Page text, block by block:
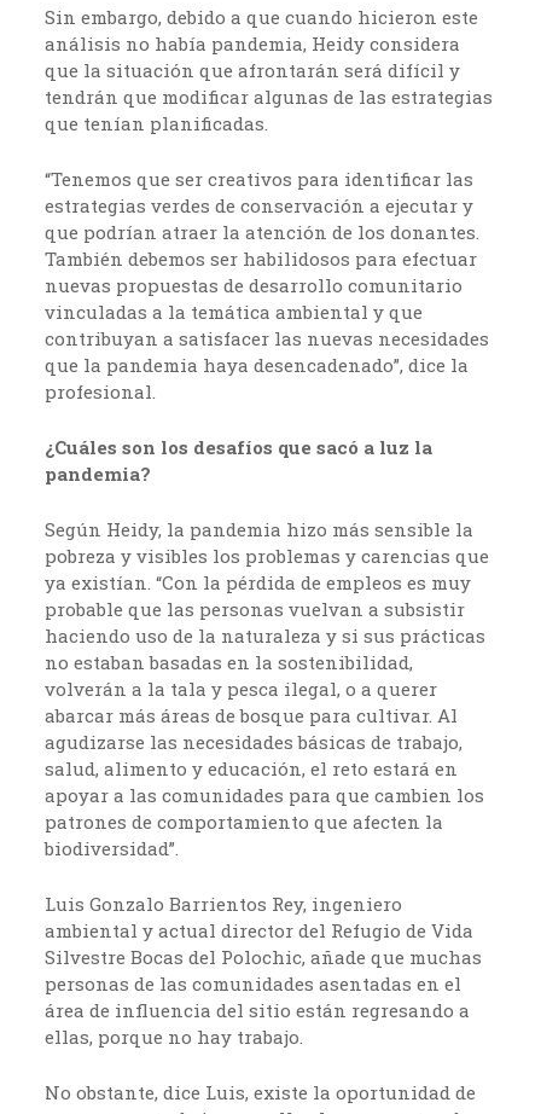
Sin embargo, debido a que cuando hicieron este
análisis no había pandemia, Heidy considera
que la situación que afrontarán será difícil y
tendrán que modificar algunas de las estrategias
que tenían planificadas.
“Tenemos que ser creativos para identificar las
estrategias verdes de conservación a ejecutar y
que podrían atraer la atención de los donantes.
También debemos ser habilidosos para efectuar
nuevas propuestas de desarrollo comunitario
vinculadas a la temática ambiental y que
contribuyan a satisfacer las nuevas necesidades
que la pandemia haya desencadenado”, dice la
profesional.
¿Cuáles son los desafíos que sacó a luz la
pandemia?
Según Heidy, la pandemia hizo más sensible la
pobreza y visibles los problemas y carencias que
ya existían. “Con la pérdida de empleos es muy
probable que las personas vuelvan a subsistir
haciendo uso de la naturaleza y si sus prácticas
no estaban basadas en la sostenibilidad,
volverán a la tala y pesca ilegal, o a querer
abarcar más áreas de bosque para cultivar. Al
agudizarse las necesidades básicas de trabajo,
salud, alimento y educación, el reto estará en
apoyar a las comunidades para que cambien los
patrones de comportamiento que afecten la
biodiversidad”.
Luis Gonzalo Barrientos Rey, ingeniero
ambiental y actual director del Refugio de Vida
Silvestre Bocas del Polochic, añade que muchas
personas de las comunidades asentadas en el
área de influencia del sitio están regresando a
ellas, porque no hay trabajo.
No obstante, dice Luis, existe la oportunidad de